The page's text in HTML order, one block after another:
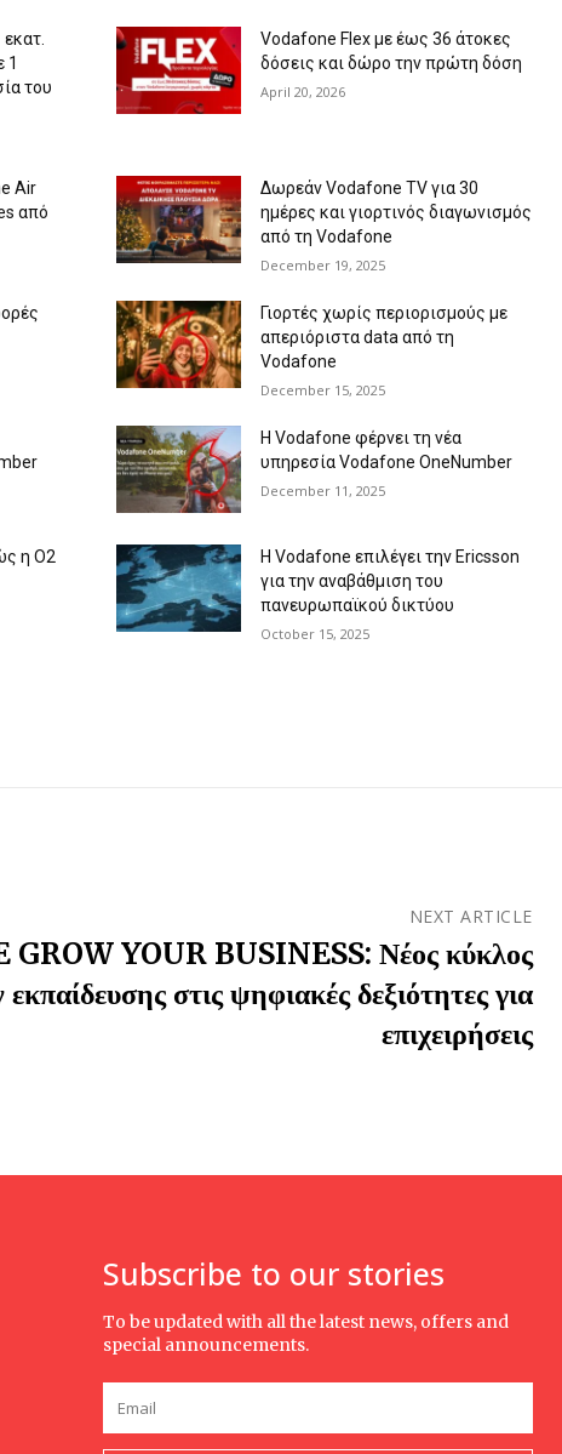
1
του
Vodafone Flex με έως 36 άτοκες
δόσεις και δώρο την πρώτη δόση
April 20, 2026
Air
από
Δωρεάν Vodafone TV για 30
ημέρες και γιορτινός διαγωνισμός
από τη Vodafone
December 19, 2025
Γιορτές χωρίς περιορισμούς με
απεριόριστα data από τη
Vodafone
December 15, 2025
Η Vodafone φέρνει τη νέα
υπηρεσία Vodafone OneNumber
December 11, 2025
η O2
Η Vodafone επιλέγει την Ericsson
για την αναβάθμιση του
πανευρωπαϊκού δικτύου
October 15, 2025
NEXT ARTICLE
GROW YOUR BUSINESS: Νέος κύκλος
στις ψηφιακές δεξιότητες για
επιχειρήσεις
Subscribe to our stories
To be updated with all the latest news, offers and
special announcements.